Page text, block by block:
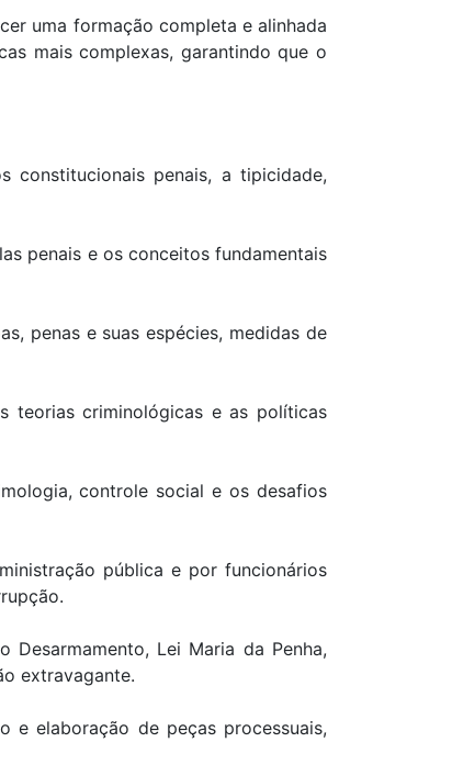
uma formação completa e alinhada
mais complexas, garantindo que o
constitucionais penais, a tipicidade,
penais e os conceitos fundamentais
penas e suas espécies, medidas de
teorias criminológicas e as políticas
controle social e os desafios
pública e por funcionários
Lei Maria da Penha,
extravagante.
e elaboração de peças processuais,